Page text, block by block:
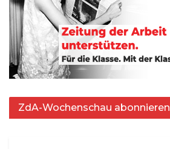
ZdA-Wochenschau abonnieren